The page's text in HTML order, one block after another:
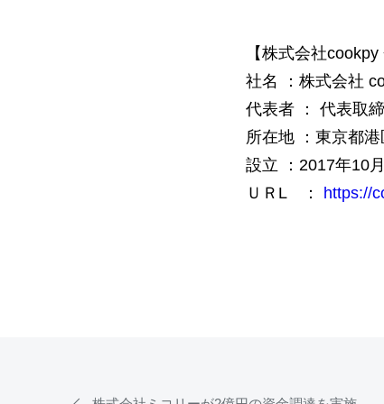
【株式会社cookpy
社名 ：株式会社
代表者 ： 代表取
所在地 ：東京都
設立 ：2017年10
ＵＲL ： https://